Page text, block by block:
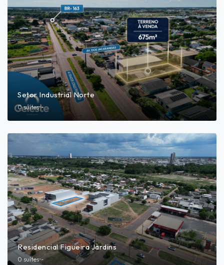
Setor Industrial Norte
0 suítes•-
Residencial Figueira Jardins
0 suítes•-